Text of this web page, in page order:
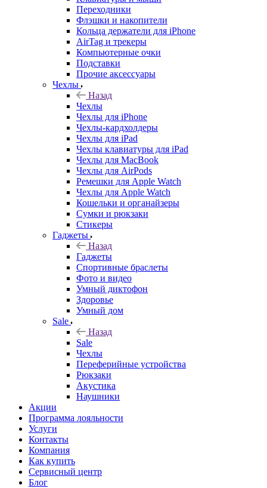
Переходники
Флэшки и накопители
Кольца держатели для iPhone
AirTag и трекеры
Компьютерные очки
Подставки
Прочие аксессуары
Чехлы
Назад
Чехлы
Чехлы для iPhone
Чехлы-кардхолдеры
Чехлы для iPad
Чехлы клавиатуры для iPad
Чехлы для MacBook
Чехлы для AirPods
Ремешки для Apple Watch
Чехлы для Apple Watch
Кошельки и органайзеры
Сумки и рюкзаки
Стикеры
Гаджеты
Назад
Гаджеты
Спортивные браслеты
Фото и видео
Умный диктофон
Здоровье
Умный дом
Sale
Назад
Sale
Чехлы
Переферийные устройства
Рюкзаки
Акустика
Наушники
Акции
Программа лояльности
Услуги
Контакты
Компания
Как купить
Сервисный центр
Блог